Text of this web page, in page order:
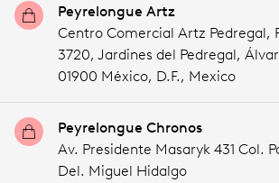
Peyrelongue Artz
Centro Comercial Artz Pedregal,
3720, Jardines del Pedregal,
01900 México, D.F., Mexico
Peyrelongue Chronos
Av. Presidente Masaryk 431 Col.
Del. Miguel Hidalgo